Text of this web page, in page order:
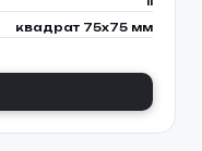
квадрат 75х75 мм